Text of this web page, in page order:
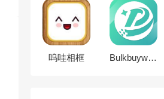
呜哇相框 Bulkbuyworld